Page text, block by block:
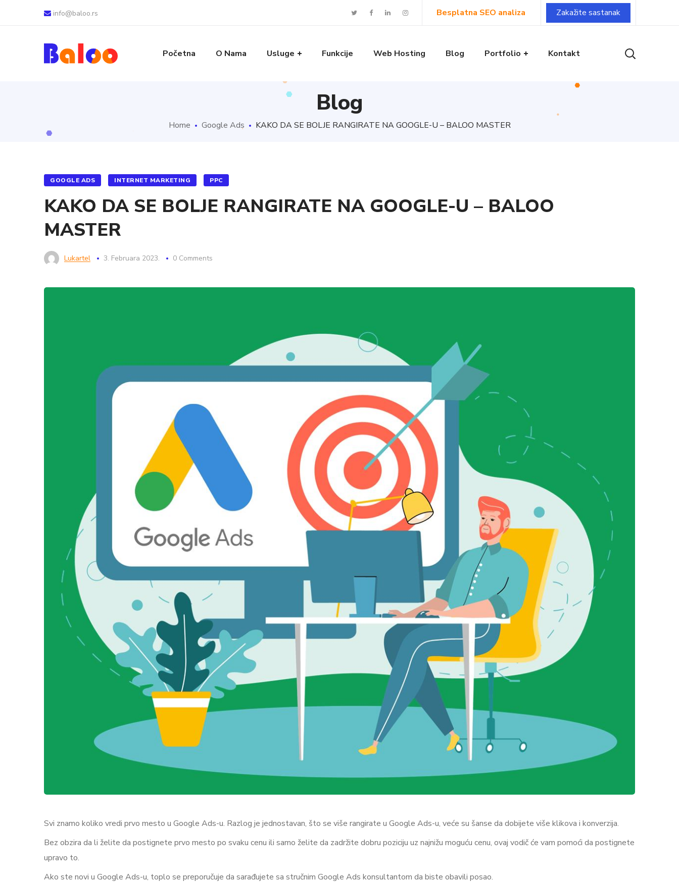
info@baloo.rs Besplatna SEO analiza Zakažite sastanak
Početna O Nama Usluge Funkcije Web Hosting Blog Portfolio Kontakt
Blog
Home Google Ads KAKO DA SE BOLJE RANGIRATE NA GOOGLE-U – BALOO MASTER
GOOGLE ADS INTERNET MARKETING PPC
KAKO DA SE BOLJE RANGIRATE NA GOOGLE-U – BALOO
MASTER
Lukartel 3. Februara 2023. 0 Comments
Svi znamo koliko vredi prvo mesto u Google Ads-u. Razlog je jednostavan, što se više rangirate u Google Ads-u, veće su šanse da dobijete više klikova i konverzija.
Bez obzira da li želite da postignete prvo mesto po svaku cenu ili samo želite da zadržite dobru poziciju uz najnižu moguću cenu, ovaj vodič će vam pomoći da postignete
upravo to.
Ako ste novi u Google Ads-u, toplo se preporučuje da sarađujete sa stručnim Google Ads konsultantom da biste obavili posao.